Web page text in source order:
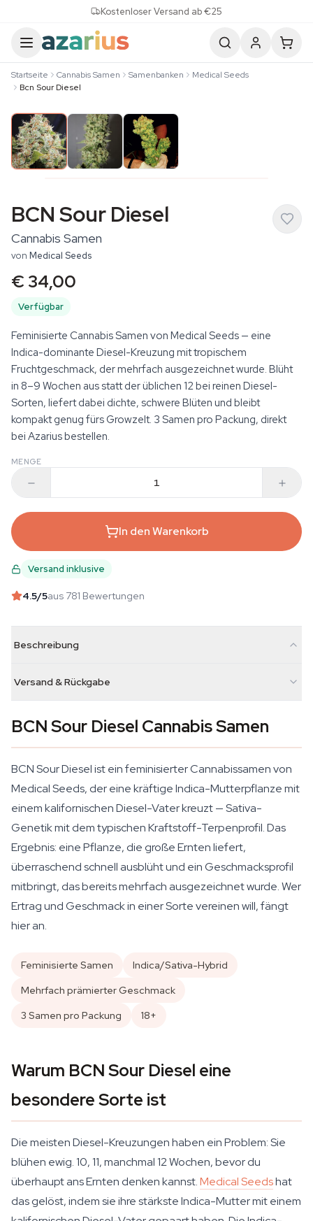
Kostenloser Versand ab €25
Startseite Cannabis Samen Samenbanken
Medical Seeds
Bcn Sour Diesel
BCN Sour Diesel
Cannabis Samen
von Medical Seeds
€ 34,00
Verfügbar
Feminisierte Cannabis Samen von Medical Seeds — eine
Indica-dominante Diesel-Kreuzung mit tropischem
Fruchtgeschmack, der mehrfach ausgezeichnet wurde. Blüht
in 8–9 Wochen aus statt der üblichen 12 bei reinen Diesel-
Sorten, liefert dabei dichte, schwere Blüten und bleibt
kompakt genug fürs Growzelt. 3 Samen pro Packung, direkt
bei Azarius bestellen.
MENGE
In den Warenkorb
Versand inklusive
4.5/5aus 781 Bewertungen
Beschreibung
Versand & Rückgabe
BCN Sour Diesel Cannabis Samen
BCN Sour Diesel ist ein feminisierter Cannabissamen von
Medical Seeds, der eine kräftige Indica-Mutterpflanze mit
einem kalifornischen Diesel-Vater kreuzt — Sativa-
Genetik mit dem typischen Kraftstoff-Terpenprofil. Das
Ergebnis: eine Pflanze, die große Ernten liefert,
überraschend schnell ausblüht und ein Geschmacksprofil
mitbringt, das bereits mehrfach ausgezeichnet wurde. Wer
Ertrag und Geschmack in einer Sorte vereinen will, fängt
hier an.
Feminisierte Samen
Indica/Sativa-Hybrid
Mehrfach prämierter Geschmack
3 Samen pro Packung
18+
Warum BCN Sour Diesel eine
besondere Sorte ist
Die meisten Diesel-Kreuzungen haben ein Problem: Sie
blühen ewig. 10, 11, manchmal 12 Wochen, bevor du
überhaupt ans Ernten denken kannst.Medical Seedshat
das gelöst, indem sie ihre stärkste Indica-Mutter mit einem